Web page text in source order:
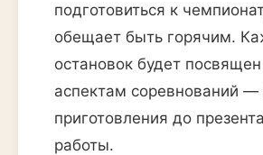
подготовиться к
обещает быть горячим.
остановок будет
аспектам соревнований —
приготовления до
работы.